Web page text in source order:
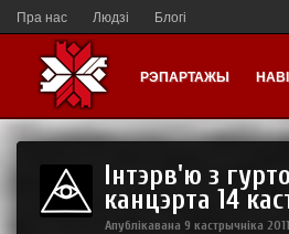
Пра нас Людзі Блогі
РЭПАРТАЖЫ
Інтэрв'ю з
канцэрта 14
Апублікавана 9 кастрычніка